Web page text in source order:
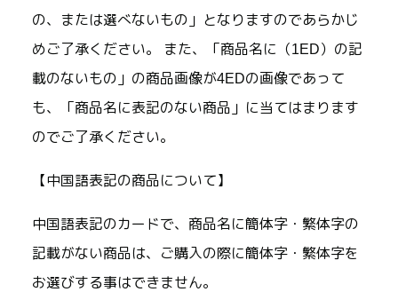
の、または選べないもの」となりますのであらかじ
めご了承ください。 また、「商品名に（1ED）の記
載のないもの」の商品画像が4EDの画像であって
も、「商品名に表記のない商品」に当てはまります
のでご了承ください。
【中国語表記の商品について】
中国語表記のカードで、商品名に簡体字・繁体字の
記載がない商品は、ご購入の際に簡体字・繁体字を
お選びする事はできません。